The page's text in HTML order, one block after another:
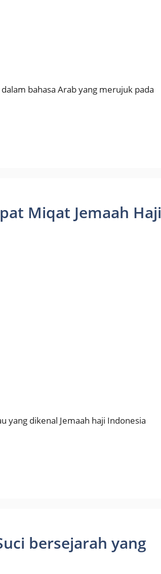
bahasa Arab yang merujuk pada
Miqat Jemaah Haji
yang dikenal Jemaah haji Indonesia
bersejarah yang